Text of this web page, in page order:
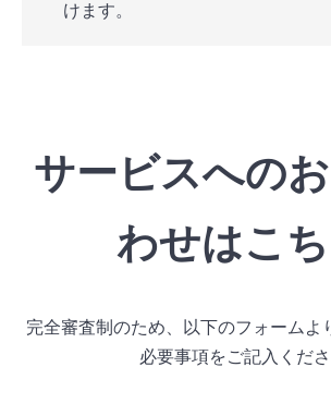
けます。
サービスへの
わせはこ
完全審査制のため、以下のフォームよ
必要事項をご記入くだ